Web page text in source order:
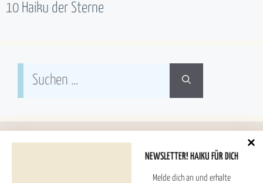
NEWSLETTER! HAIKU FÜR DICH
Melde dich an und erhalte
10 Haiku der Sterne
Suchen